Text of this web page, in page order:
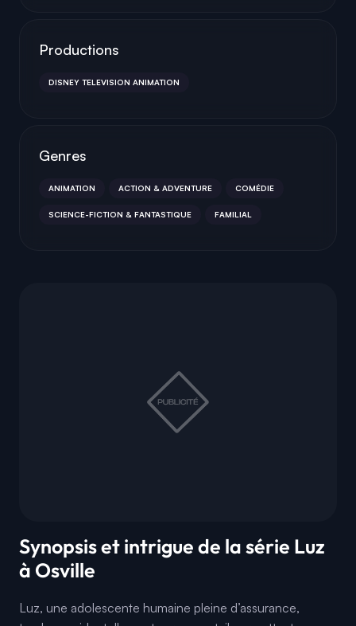
Synopsis et intrigue de la série Luz
à Osville
Luz, une adolescente humaine pleine d’assurance,
Productions
DISNEY TELEVISION ANIMATION
Genres
ANIMATION ACTION & ADVENTURE COMÉDIE
SCIENCE-FICTION & FANTASTIQUE FAMILIAL